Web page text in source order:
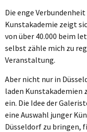
Die enge
Kunstakademie zeigt
von über 40.000 beim
selbst zähle mich zu
Veranstaltung.
Aber nicht nur in
laden Kunstakademien
ein. Die Idee der
eine Auswahl junger
Düsseldorf zu bringen,